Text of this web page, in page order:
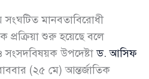
মানবতাবিরোধী
প্রক্রিয়া শুরু হয়েছে বলে
সংসদবিষয়ক উপদেষ্টাড. আসিফ
(২৫ মে) আন্তর্জাতিক